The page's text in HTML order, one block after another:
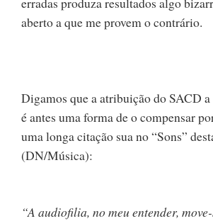
aberto a que me provem o contrário.
Digamos que a atribuição do SACD
é antes uma forma de o compensar
uma longa citação sua no “Sons”
(DN/Música):
“A audiofilia, no meu entender,